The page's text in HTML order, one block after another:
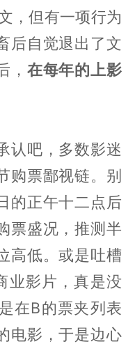
，但有一项行为
后自觉退出了文
， 在每年的上影
认吧，多数影迷
购票鄙视链。别
的正午十二点后
票盛况，推测半
高低。或是吐槽
业影片，真是没
在B的票夹列表
电影，于是边心